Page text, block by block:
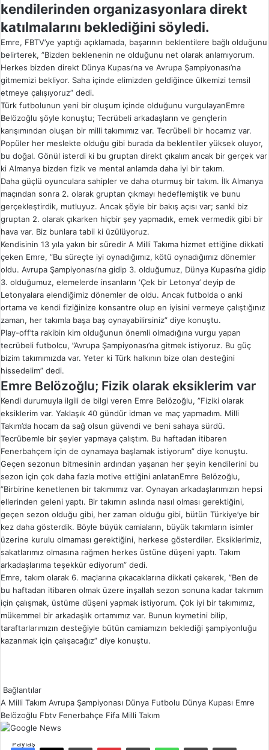
kendilerinden organizasyonlara direkt
katılmalarını beklediğini söyledi.
Emre, FBTV’ye yaptığı açıklamada, başarının beklentilere bağlı olduğunu
belirterek, ”Bizden beklenenin ne olduğunu net olarak anlamıyorum.
Herkes bizden direkt Dünya Kupası’na ve Avrupa Şampiyonası’na
gitmemizi bekliyor. Saha içinde elimizden geldiğince ülkemizi temsil
etmeye çalışıyoruz” dedi.
Türk futbolunun yeni bir oluşum içinde olduğunu vurgulayanEmre
Belözoğlu şöyle konuştu; Tecrübeli arkadaşların ve gençlerin
karışımından oluşan bir milli takımımız var. Tecrübeli bir hocamız var.
Popüler her meslekte olduğu gibi burada da beklentiler yüksek oluyor,
bu doğal. Gönül isterdi ki bu gruptan direkt çıkalım ancak bir gerçek var
ki Almanya bizden fizik ve mental anlamda daha iyi bir takım.
Daha güçlü oyunculara sahipler ve daha oturmuş bir takım. İlk Almanya
maçından sonra 2. olarak gruptan çıkmayı hedeflemiştik ve bunu
gerçekleştirdik, mutluyuz. Ancak şöyle bir bakış açısı var; sanki biz
gruptan 2. olarak çıkarken hiçbir şey yapmadık, emek vermedik gibi bir
hava var. Biz bunlara tabii ki üzülüyoruz.
Kendisinin 13 yıla yakın bir süredir A Milli Takıma hizmet ettiğine dikkati
çeken Emre, ”Bu süreçte iyi oynadığımız, kötü oynadığımız dönemler
oldu. Avrupa Şampiyonası’na gidip 3. olduğumuz, Dünya Kupası’na gidip
3. olduğumuz, elemelerde insanların ‘Çek bir Letonya’ deyip de
Letonyalara elendiğimiz dönemler de oldu. Ancak futbolda o anki
ortama ve kendi fiziğinize konsantre olup en iyisini vermeye çalıştığınız
zaman, her takımla başa baş oynayabilirsiniz” diye konuştu.
Play-off’ta rakibin kim olduğunun önemli olmadığına vurgu yapan
tecrübeli futbolcu, ”Avrupa Şampiyonası’na gitmek istiyoruz. Bu güç
bizim takımımızda var. Yeter ki Türk halkının bize olan desteğini
hissedelim” dedi.
Emre Belözoğlu; Fizik olarak eksiklerim var
Kendi durumuyla ilgili de bilgi veren Emre Belözoğlu, ”Fiziki olarak
eksiklerim var. Yaklaşık 40 gündür idman ve maç yapmadım. Milli
Takım’da hocam da sağ olsun güvendi ve beni sahaya sürdü.
Tecrübemle bir şeyler yapmaya çalıştım. Bu haftadan itibaren
Fenerbahçem için de oynamaya başlamak istiyorum” diye konuştu.
Geçen sezonun bitmesinin ardından yaşanan her şeyin kendilerini bu
sezon için çok daha fazla motive ettiğini anlatanEmre Belözoğlu,
”Birbirine kenetlenen bir takımımız var. Oynayan arkadaşlarımızın hepsi
ellerinden geleni yaptı. Bir takımın aslında nasıl olması gerektiğini,
geçen sezon olduğu gibi, her zaman olduğu gibi, bütün Türkiye’ye bir
kez daha gösterdik. Böyle büyük camiaların, büyük takımların isimler
üzerine kurulu olmaması gerektiğini, herkese gösterdiler. Eksiklerimiz,
sakatlarımız olmasına rağmen herkes üstüne düşeni yaptı. Takım
arkadaşlarıma teşekkür ediyorum” dedi.
Emre, takım olarak 6. maçlarına çıkacaklarına dikkati çekerek, ”Ben de
bu haftadan itibaren olmak üzere inşallah sezon sonuna kadar takımım
için çalışmak, üstüme düşeni yapmak istiyorum. Çok iyi bir takımımız,
mükemmel bir arkadaşlık ortamımız var. Bunun kıymetini bilip,
taraftarlarımızın desteğiyle bütün camiamızın beklediği şampiyonluğu
kazanmak için çalışacağız” diye konuştu.
Bağlantılar
A Milli Takım Avrupa Şampiyonası Dünya Futbolu Dünya Kupası Emre
Belözoğlu Fbtv Fenerbahçe Fifa Milli Takım
Paylaş